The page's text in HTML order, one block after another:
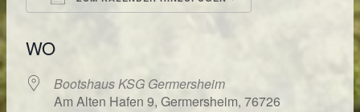
Google
WO
Bootshaus KSG Germersheim
Am Alten Hafen 9, Germersheim, 76726